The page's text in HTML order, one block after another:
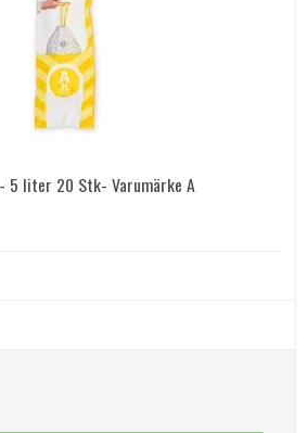
5 liter 20 Stk- Varumärke A